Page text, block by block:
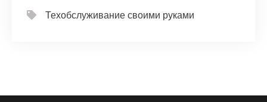
Техобслуживание своими руками